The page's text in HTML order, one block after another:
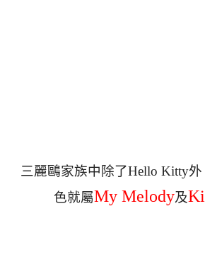
三麗鷗家族中除了Hello Kitty
色就屬My Melody及